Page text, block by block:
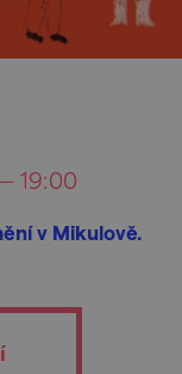
19:00
v Mikulově.